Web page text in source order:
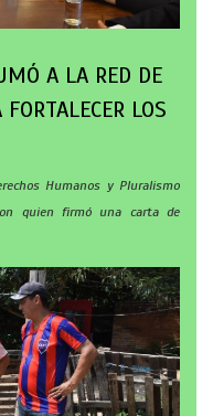
A LA RED DE
LOS
Humanos y Pluralismo
quien firmó una carta de